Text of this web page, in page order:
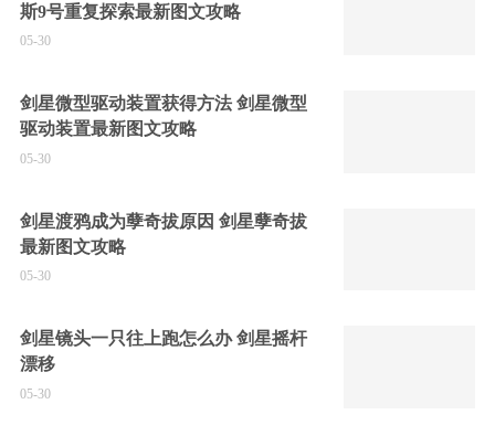
斯9号重复探索最新图文攻略
05-30
剑星微型驱动装置获得方法 剑星微型
驱动装置最新图文攻略
05-30
剑星渡鸦成为孽奇拔原因 剑星孽奇拔
最新图文攻略
05-30
剑星镜头一只往上跑怎么办 剑星摇杆
漂移
05-30